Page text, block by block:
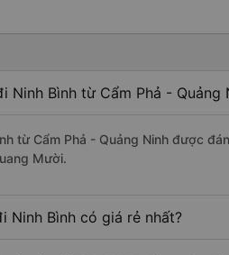
Ninh Bình từ Cẩm Phả -
từ Cẩm Phả - Quảng Ninh được
Mười.
Ninh Bình có giá rẻ nhất?